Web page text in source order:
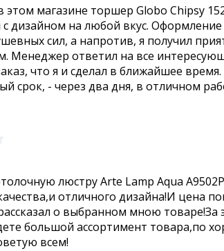
этом магазине торшер Globo Chipsy
дизайном на любой вкус.
сил, а напротив, я получил
Менеджер ответил на все
что я и сделал в ближайшее
срок, - через два дня, в отличном
люстру Arte Lamp Aqua
отличного дизайна!И цена
о выбранном мною товаре!За
большой ассортимент товара,по
всем!